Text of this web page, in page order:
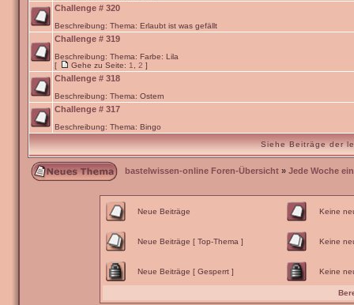
Challenge # 320
Beschreibung: Thema: Erlaubt ist was gefällt
Challenge # 319
Beschreibung: Thema: Farbe: Lila
[
Gehe zu Seite: 1 2 ]
Challenge # 318
Beschreibung: Thema: Ostern
Challenge # 317
Beschreibung: Thema: Bingo
Siehe Beiträge der
bastelwissen-online Foren-Übersicht » Jede Woche
Neue Beiträge Keine
Neue Beiträge [ Top-Thema ] Keine
Neue Beiträge [ Gesperrt ] Keine